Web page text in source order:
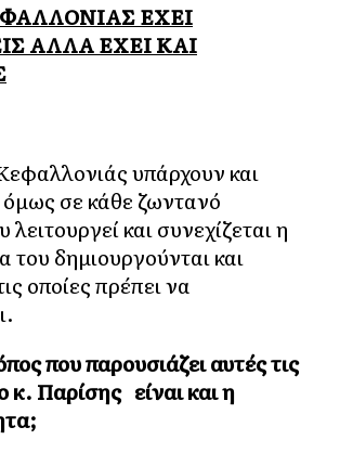
ΕΧΕΙ
ΑΛΛΑ ΕΧΕΙ ΚΑΙ
υπάρχουν και
σε κάθε ζωντανό
και συνεχίζεται η
του δημιουργούνται και
οποίες πρέπει να
που παρουσιάζει αυτές τις
κ. Παρίσης είναι και η